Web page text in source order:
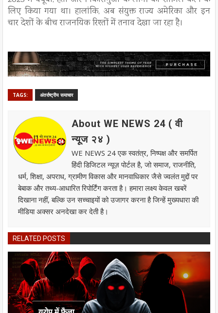
लिए किया गया था। हालांकि, अब संयुक्त राज्य अमेरिका और इन
चार देशों के बीच राजनयिक रिश्तों में तनाव देखा जा रहा है।
TAGS: अंतर्राष्ट्रीय समाचार
About WE NEWS 24 ( वी
न्यूज २४ )
WE NEWS 24 एक स्वतंत्र, निष्पक्ष और समर्पित
हिंदी डिजिटल न्यूज़ पोर्टल है, जो समाज, राजनीति,
धर्म, शिक्षा, अपराध, ग्रामीण विकास और मानवाधिकार जैसे ज्वलंत मुद्दों पर
बेबाक और तथ्य-आधारित रिपोर्टिंग करता है। हमारा लक्ष्य केवल खबरें
दिखाना नहीं, बल्कि उन सच्चाइयों को उजागर करना है जिन्हें मुख्यधारा की
मीडिया अक्सर अनदेखा कर देती है।
RELATED POSTS